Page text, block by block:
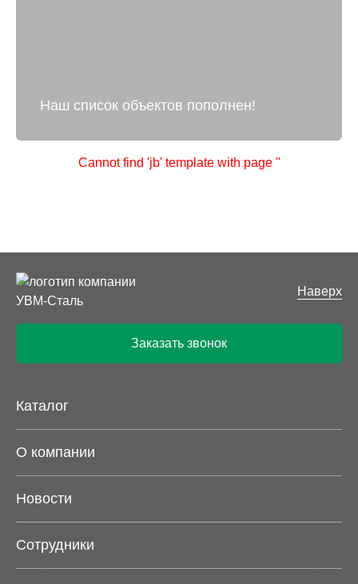
Наш список объектов пополнен!
Cannot find 'jb' template with page ''
Наверх
Заказать звонок
Каталог
О компании
Новости
Сотрудники